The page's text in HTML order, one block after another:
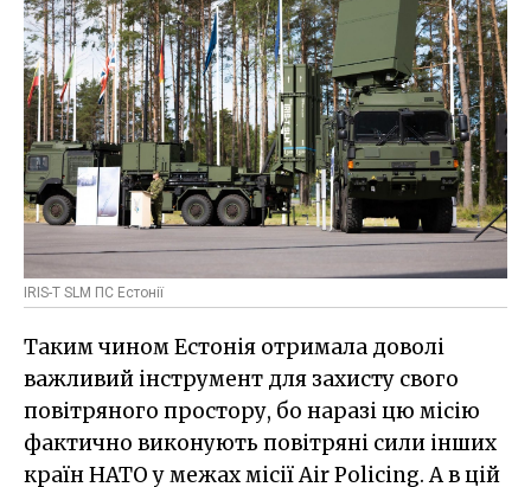
IRIS-T SLM ПС Естонії
Таким чином Естонія отримала доволі
важливий інструмент для захисту свого
повітряного простору, бо наразі цю місію
фактично виконують повітряні сили інших
країн НАТО у межах місії Air Policing. А в цій